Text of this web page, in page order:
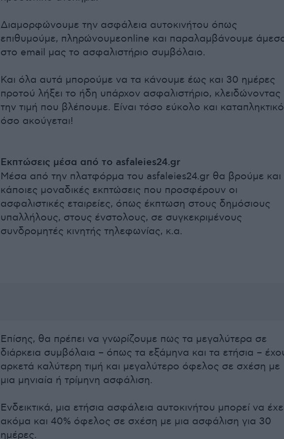
Διαμορφώνουμε την ασφάλεια αυτοκινήτου όπως
επιθυμούμε, πληρώνουμεonline και παραλαμβάνουμε
στο email μας το ασφαλιστήριο συμβόλαιο.
Και όλα αυτά μπορούμε να τα κάνουμε έως και 30 ημέρες
προτού λήξει το ήδη υπάρχον ασφαλιστήριο, κλειδώνοντας
την τιμή που βλέπουμε. Είναι τόσο εύκολο και
όσο ακούγεται!
Εκπτώσεις μέσα από το asfaleies24.gr
Μέσα από την πλατφόρμα του asfaleies24.gr θα βρούμε και
κάποιες μοναδικές εκπτώσεις που προσφέρουν οι
ασφαλιστικές εταιρείες, όπως έκπτωση στους δημόσιους
υπαλλήλους, στους ένστολους, σε συγκεκριμένους
συνδρομητές κινητής τηλεφωνίας, κ.α.
Επίσης, θα πρέπει να γνωρίζουμε πως τα μεγαλύτερα σε
διάρκεια συμβόλαια – όπως τα εξάμηνα και τα ετήσια –
αρκετά καλύτερη τιμή και μεγαλύτερο όφελος σε σχέση με
μια μηνιαία ή τρίμηνη ασφάλιση.
Ενδεικτικά, μια ετήσια ασφάλεια αυτοκινήτου μπορεί να
ακόμα και 40% όφελος σε σχέση με μια ασφάλιση για 30
ημέρες.